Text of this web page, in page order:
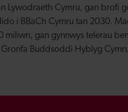
Lywodraeth Cymru, gan brofi
i BBaCh Cymru tan 2030.
gan gynnwys telerau
Buddsoddi Hyblyg